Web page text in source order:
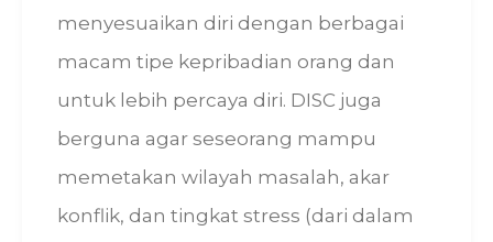
menyesuaikan diri dengan berbagai
macam tipe kepribadian orang dan
untuk lebih percaya diri. DISC juga
berguna agar seseorang mampu
memetakan wilayah masalah, akar
konflik, dan tingkat stress (dari dalam